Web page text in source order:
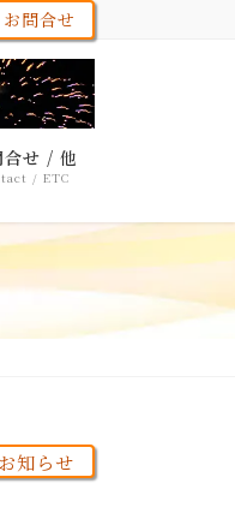
お問合せ
合せ / 他
/ ETC
知らせ